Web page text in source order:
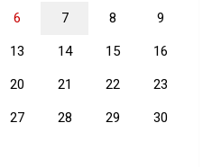
6 7 8 9
13 14 15 16
20 21 22 23
27 28 29 30